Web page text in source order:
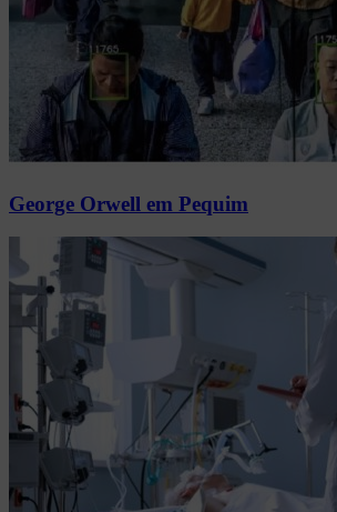
George Orwell em Pequim